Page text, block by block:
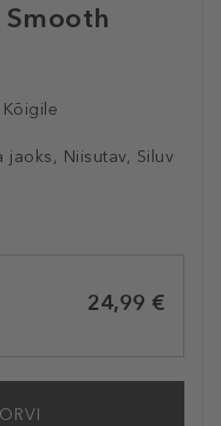
jaoks, Niisutav, Siluv
5st
24,99 €